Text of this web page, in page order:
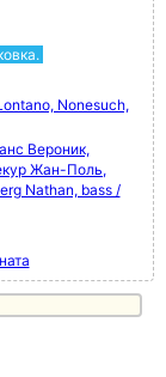
Nonesuch,
Вероник,
Жан-Поль,
Nathan, bass /